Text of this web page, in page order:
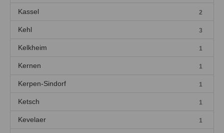
Kassel 2
Kehl 3
Kelkheim 1
Kernen 1
Kerpen-Sindorf 1
Ketsch 1
Kevelaer 1